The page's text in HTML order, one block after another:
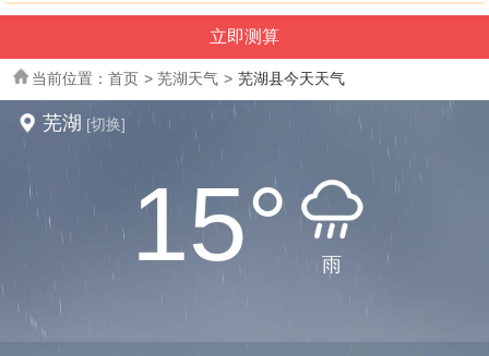
当前位置： 首页 > 芜湖天气 > 芜湖县今天天气
芜湖 [切换]
15° 雨